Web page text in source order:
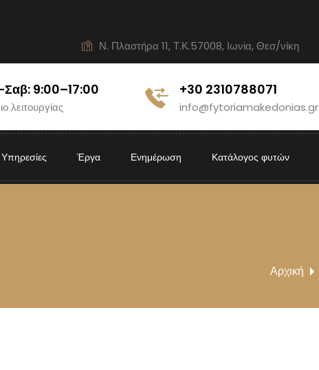
Ν. Πλαστήρα 11, Τ.Κ.57008, Ιωνία, Θεσ/νίκη
9:00–17:00
λειτουργίας
+30 2310788071
info@fytoriamakedonias.gr
Υπηρεσίες Έργα Ενημέρωση Κατάλογος φυτών
Αρχική